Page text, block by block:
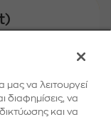
να λειτουργεί
διαφημίσεις, να
και να